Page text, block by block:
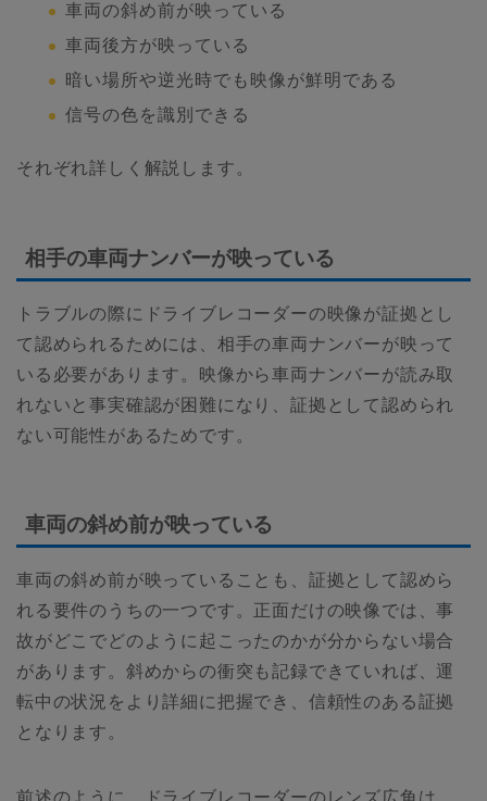
車両の斜め前が映っている
車両後方が映っている
暗い場所や逆光時でも映像が鮮明である
信号の色を識別できる
それぞれ詳しく解説します。
相手の車両ナンバーが映っている
トラブルの際にドライブレコーダーの映像が証拠とし
て認められるためには、相手の車両ナンバーが映って
いる必要があります。映像から車両ナンバーが読み取
れないと事実確認が困難になり、証拠として認められ
ない可能性があるためです。
車両の斜め前が映っている
車両の斜め前が映っていることも、証拠として認めら
れる要件のうちの一つです。正面だけの映像では、事
故がどこでどのように起こったのかが分からない場合
があります。斜めからの衝突も記録できていれば、運
転中の状況をより詳細に把握でき、信頼性のある証拠
となります。
前述のように、ドライブレコーダーのレンズ広角は、